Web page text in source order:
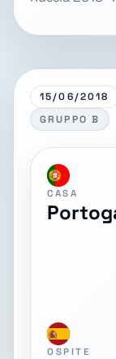
15/06/2018
GRUPPO B
CASA
OSPITE